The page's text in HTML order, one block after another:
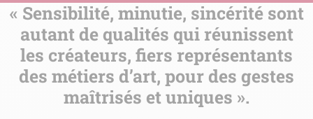
« Sensibilité, minutie, sincérité sont
autant de qualités qui réunissent
les créateurs, fiers représentants
des métiers d’art, pour des gestes
maîtrisés et uniques ».